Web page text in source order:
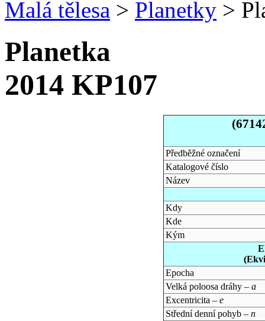
Malá tělesa > Planetky >
Planetka
2014 KP107
Předběžné označení
Katalogové číslo
Název
Kdy
Kde
Kým
Epocha
Velká poloosa dráhy – a
Excentricita – e
Střední denní pohyb – n